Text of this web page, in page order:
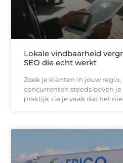
Lokale vindbaarheid
SEO die echt werkt
Zoek je klanten in jouw
concurrenten steeds boven
praktijk zie je vaak dat het